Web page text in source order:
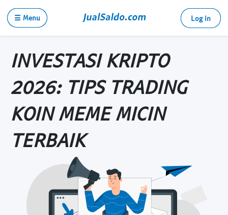
☰ Menu Log in
INVESTASI KRIPTO
2026: TIPS TRADING
KOIN MEME MICIN
TERBAIK